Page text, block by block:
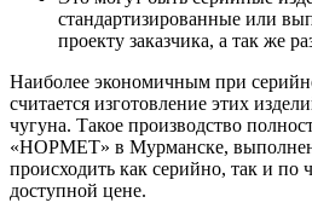
стандартизированные или
проекту заказчика, а так же
Наиболее экономичным при
считается изготовление этих
чугуна. Такое производство
«НОРМЕТ» в Мурманске,
происходить как серийно, так и по
доступной цене.